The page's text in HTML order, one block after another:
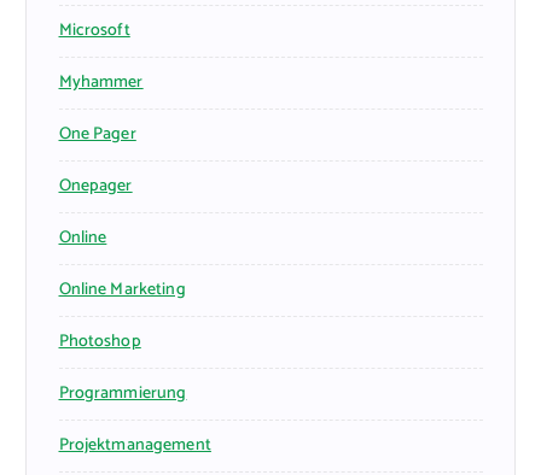
Microsoft
Myhammer
One Pager
Onepager
Online
Online Marketing
Photoshop
Programmierung
Projektmanagement